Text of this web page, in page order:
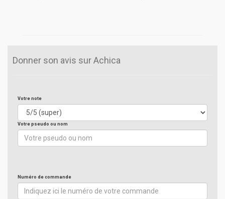
Donner son avis sur Achica
Votre note
Votre pseudo ou nom
Numéro de commande